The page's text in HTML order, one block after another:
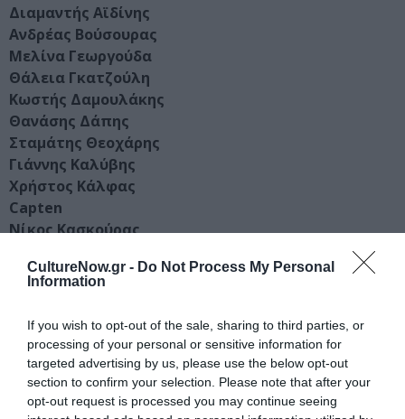
CultureNow.gr - Do Not Process My Personal
Information
If you wish to opt-out of the sale, sharing to third parties, or
processing of your personal or sensitive information for
targeted advertising by us, please use the below opt-out
section to confirm your selection. Please note that after your
opt-out request is processed you may continue seeing
Διαμαντής Αϊδίνης
Ανδρέας Βούσουρας
Μελίνα Γεωργούδα
Θάλεια Γκατζούλη
Κωστής Δαμουλάκης
Θανάσης Δάπης
Σταμάτης Θεοχάρης
Γιάννης Καλύβης
Χρήστος Κάλφας
Capten
Νίκος Κασκούρας
Πέγκυ Κλιάφα
Μαρίνα Κροντηρά
Νίκος Κρυωνίδης
Δήμητρα Λαζαρίδου
Σταμάτης Λάσκος
Κυριακή Μαυρογεώργη